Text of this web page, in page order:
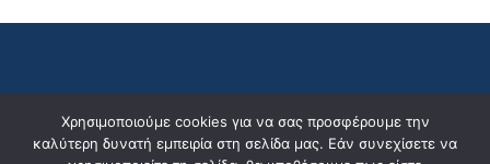
Χρησιμοποιούμε cookies για να σας προσφέρουμε την
καλύτερη δυνατή εμπειρία στη σελίδα μας. Εάν συνεχίσετε να